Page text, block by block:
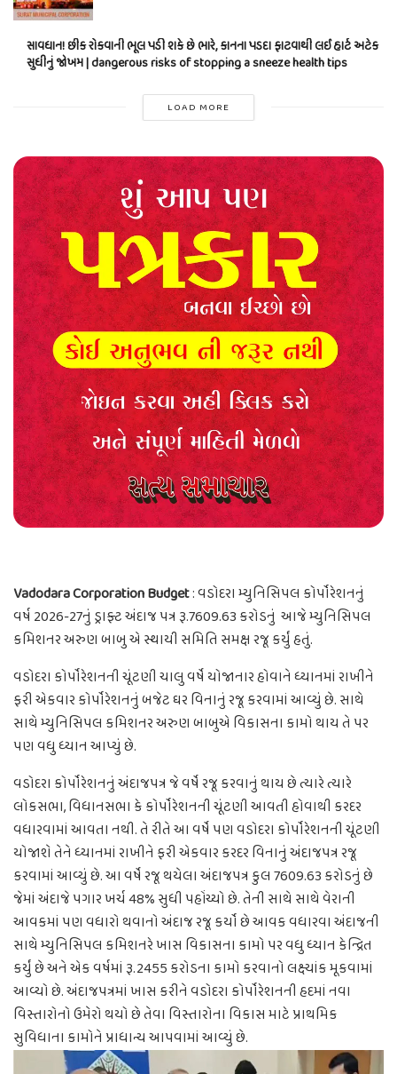
સાવધાન! છીંક રોકવાની ભૂલ પડી શકે છે ભારે, કાનના પડદા ફાટવાથી લઈ હાર્ટ અટેક
સુધીનું જોખમ | dangerous risks of stopping a sneeze health tips
LOAD MORE
Vadodara Corporation Budget: વડોદરા મ્યુનિસિપલ કોર્પોરેશનનું
વર્ષ 2026-27નું ડ્રાફ્ટ અંદાજ પત્ર રૂ.7609.63 કરોડનું આજે મ્યુનિસિપલ
કમિશનર અરુણ બાબુ એ સ્થાયી સમિતિ સમક્ષ રજૂ કર્યું હતું.
વડોદરા કોર્પોરેશનની ચૂંટણી ચાલુ વર્ષે યોજાનાર હોવાને ધ્યાનમાં રાખીને
ફરી એકવાર કોર્પોરેશનનું બજેટ ઘર વિનાનું રજૂ કરવામાં આવ્યું છે. સાથે
સાથે મ્યુનિસિપલ કમિશનર અરુણ બાબુએ વિકાસના કામો થાય તે પર
પણ વધુ ધ્યાન આપ્યું છે.
વડોદરા કોર્પોરેશનનું અંદાજપત્ર જે વર્ષે રજૂ કરવાનું થાય છે ત્યારે ત્યારે
લોકસભા, વિધાનસભા કે કોર્પોરેશનની ચૂંટણી આવતી હોવાથી કરદર
વધારવામાં આવતા નથી. તે રીતે આ વર્ષે પણ વડોદરા કોર્પોરેશનની ચૂંટણી
યોજાશે તેને ધ્યાનમાં રાખીને ફરી એકવાર કરદર વિનાનું અંદાજપત્ર રજૂ
કરવામાં આવ્યું છે. આ વર્ષે રજૂ થયેલા અંદાજપત્ર કુલ 7609.63 કરોડનું છે
જેમાં અંદાજે પગાર ખર્ચ 48% સુધી પહોંચ્યો છે. તેની સાથે સાથે વેરાની
આવકમાં પણ વધારો થવાનો અંદાજ રજૂ કર્યો છે આવક વધારવા અંદાજની
સાથે મ્યુનિસિપલ કમિશનરે ખાસ વિકાસના કામો પર વધુ ધ્યાન કેન્દ્રિત
કર્યું છે અને એક વર્ષમાં રૂ.2455 કરોડના કામો કરવાનો લક્ષ્યાંક મૂકવામાં
આવ્યો છે. અંદાજપત્રમાં ખાસ કરીને વડોદરા કોર્પોરેશનની હદમાં નવા
વિસ્તારોનો ઉમેરો થયો છે તેવા વિસ્તારોના વિકાસ માટે પ્રાથમિક
સુવિધાના કામોને પ્રાધાન્ય આપવામાં આવ્યું છે.